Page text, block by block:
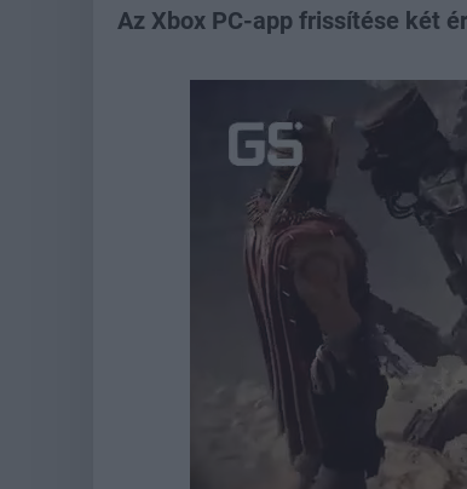
Az Xbox PC-app frissítése két